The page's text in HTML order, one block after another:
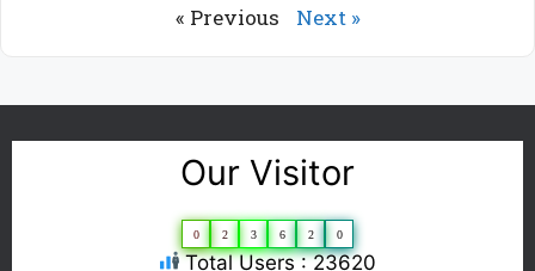
« Previous Next »
Our Visitor
0 2 3 6 2 0
Total Users : 23620